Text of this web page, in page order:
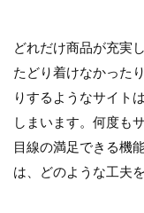
どれだけ商品が充実
たどり着けなかった
りするようなサイト
しまいます。何度も
目線の満足できる機
は、どのような工夫